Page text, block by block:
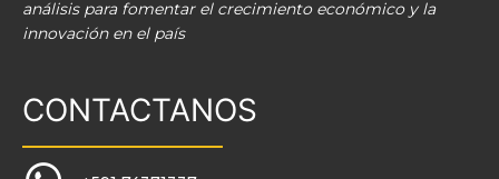
análisis para fomentar el crecimiento económico y la
innovación en el país
CONTACTANOS